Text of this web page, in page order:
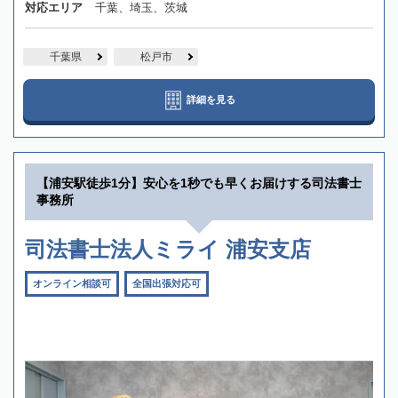
対応エリア 千葉、埼玉、茨城
千葉県 松戸市
詳細を見る
【浦安駅徒歩1分】安心を1秒でも早くお届けする司法書士
事務所
司法書士法人ミライ 浦安支店
オンライン相談可 全国出張対応可